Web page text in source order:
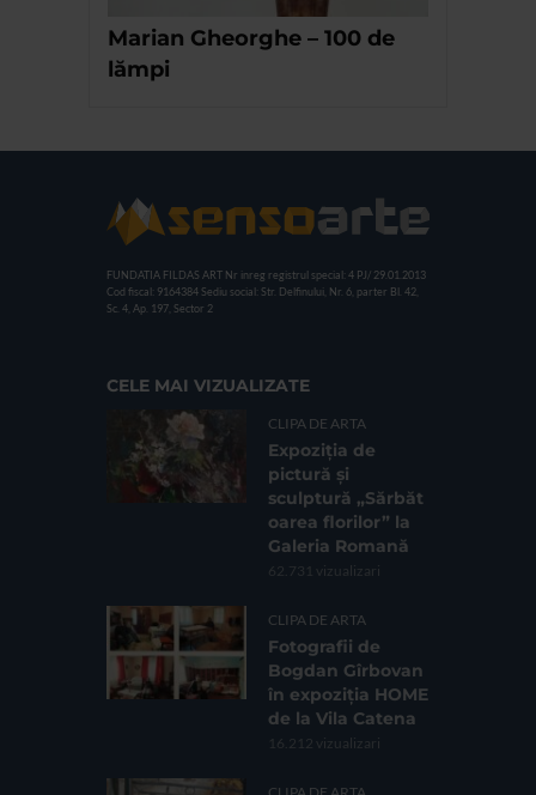
Marian Gheorghe – 100 de
lămpi
FUNDATIA FILDAS ART Nr inreg registrul special: 4 PJ/ 29.01.2013
Cod fiscal: 9164384 Sediu social: Str. Delfinului, Nr. 6, parter Bl. 42,
Sc. 4, Ap. 197, Sector 2
CELE MAI VIZUALIZATE
CLIPA DE ARTA
Expoziția de
pictură și
sculptură „Sărbăt
oarea florilor” la
Galeria Romană
62.731 vizualizari
CLIPA DE ARTA
Fotografii de
Bogdan Gîrbovan
în expoziția HOME
de la Vila Catena
16.212 vizualizari